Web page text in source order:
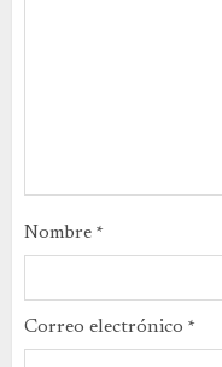
Nombre *
Correo electrónico *